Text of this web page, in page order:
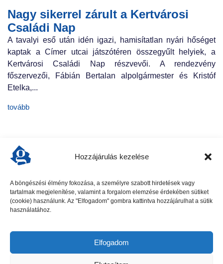
Hozzájárulás kezelése
A böngészési élmény fokozása, a személyre szabott hirdetések vagy
tartalmak megjelenítése, valamint a forgalom elemzése érdekében sütiket
(cookie) használunk. Az "Elfogadom" gombra kattintva hozzájárulhat a sütik
használatához.
Elfogadom
Nagy sikerrel zárult a Kertvárosi
Családi Nap
A tavalyi eső után idén igazi, hamisítatlan nyári hőséget
kaptak a Címer utcai játszótéren összegyűlt helyiek, a
Kertvárosi Családi Nap részvevői. A rendezvény
főszervezői, Fábián Bertalan alpolgármester és Kristóf
Etelka,...
tovább
előző cikk következő cikk